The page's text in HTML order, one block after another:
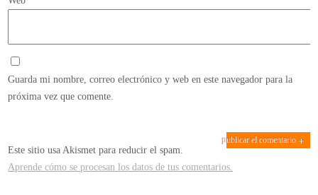
Guarda mi nombre, correo electrónico y web en este navegador para la
próxima vez que comente.
Este sitio usa Akismet para reducir el spam.
Aprende cómo se procesan los datos de tus comentarios.